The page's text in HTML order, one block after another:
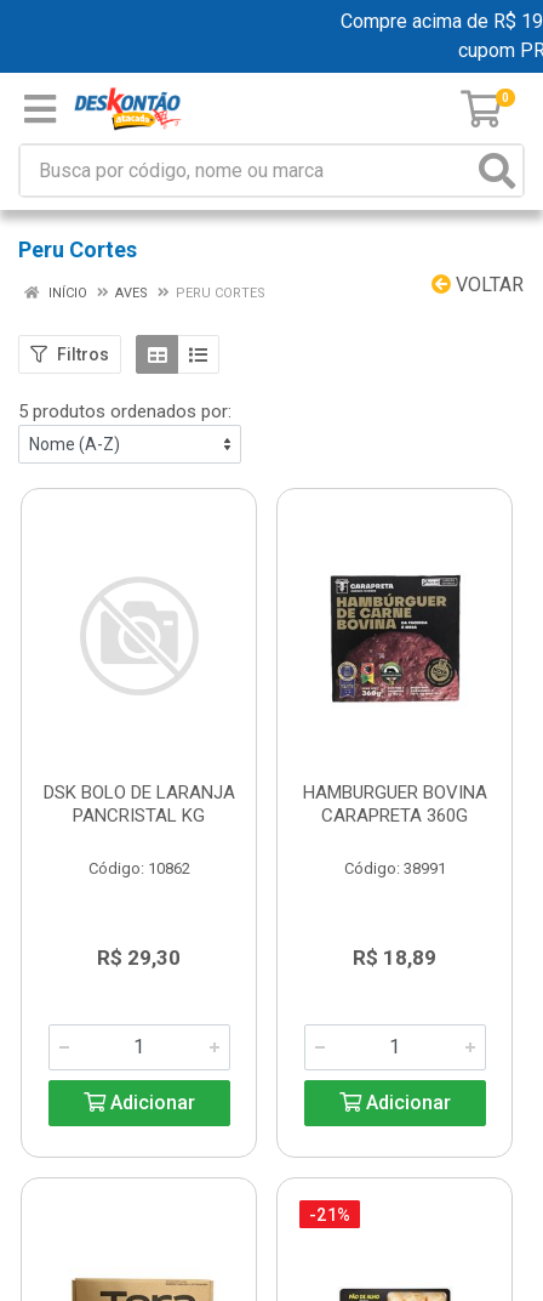
Compre acima de R$
cupom
0
Peru Cortes
VOLTAR
INÍCIO AVES PERU CORTES
Filtros
5 produtos ordenados por:
DSK BOLO DE LARANJA
PANCRISTAL KG
Código: 10862
R$ 29,30
Adicionar
HAMBURGUER BOVINA
CARAPRETA 360G
Código: 38991
R$ 18,89
Adicionar
-21%